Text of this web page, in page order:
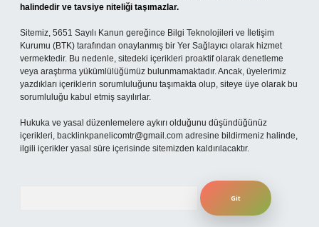
halindedir ve tavsiye niteliği taşımazlar.
Sitemiz, 5651 Sayılı Kanun gereğince Bilgi Teknolojileri ve İletişim
Kurumu (BTK) tarafından onaylanmış bir Yer Sağlayıcı olarak hizmet
vermektedir. Bu nedenle, sitedeki içerikleri proaktif olarak denetleme
veya araştırma yükümlülüğümüz bulunmamaktadır. Ancak, üyelerimiz
yazdıkları içeriklerin sorumluluğunu taşımakta olup, siteye üye olarak bu
sorumluluğu kabul etmiş sayılırlar.
Hukuka ve yasal düzenlemelere aykırı olduğunu düşündüğünüz
içerikleri, backlinkpanelicomtr@gmail.com adresine bildirmeniz halinde,
ilgili içerikler yasal süre içerisinde sitemizden kaldırılacaktır.